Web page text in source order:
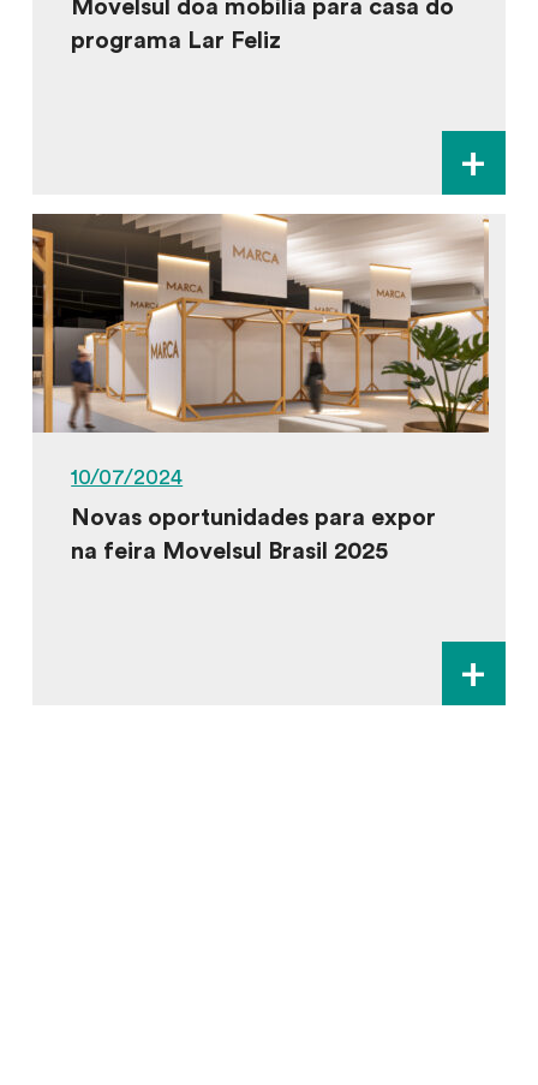
Movelsul doa mobília para casa do
programa Lar Feliz
+
10/07/2024
Novas oportunidades para expor
na feira Movelsul Brasil 2025
+